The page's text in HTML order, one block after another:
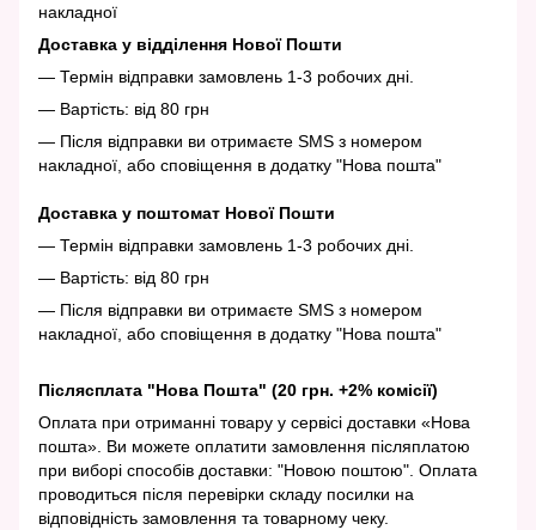
накладної
Доставка у відділення Нової Пошти
— Термін відправки замовлень 1-3 робочих дні.
— Вартість: від 80 грн
— Після відправки ви отримаєте SMS з номером
накладної, або сповіщення в додатку "Нова пошта"
Доставка у поштомат Нової Пошти
— Термін відправки замовлень 1-3 робочих дні.
— Вартість: від 80 грн
— Після відправки ви отримаєте SMS з номером
накладної, або сповіщення в додатку "Нова пошта"
Післясплата "Нова Пошта" (20 грн. +2% комісії)
Оплата при отриманні товару у сервісі доставки «Нова
пошта». Ви можете оплатити замовлення післяплатою
при виборі способів доставки: "Новою поштою". Оплата
проводиться після перевірки складу посилки на
відповідність замовлення та товарному чеку.